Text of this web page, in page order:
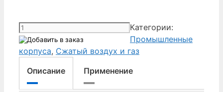
Количество
товара
Donaldson
KIT
Категории:
Промышленные
корпуса, Сжатый воздух и газ
Описание
Применение